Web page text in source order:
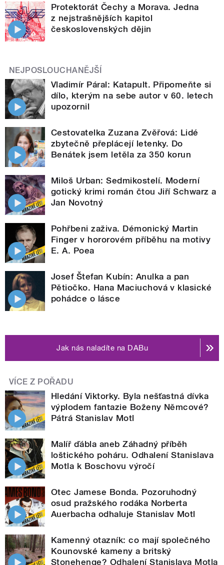
Protektorát Čechy a Morava. Jedna
z nejstrašnějších kapitol
československých dějin
NEJPOSLOUCHANĚJŠÍ
Vladimír Páral: Katapult. Připomeňte si
dílo, kterým na sebe autor v 60. letech
upozornil
Cestovatelka Zuzana Zvěřová: Lidé
zbytečně přeplácejí letenky. Do
Benátek jsem letěla za 350 korun
Miloš Urban: Sedmikostelí. Moderní
gotický krimi román čtou Jiří Schwarz a
Jan Novotný
Pohřbeni zaživa. Démonický Martin
Finger v hororovém příběhu na motivy
E. A. Poea
Josef Štefan Kubín: Anulka a pan
Pětiočko. Hana Maciuchová v klasické
pohádce o lásce
Jak nás naladíte na DABu
VÍCE Z POŘADU
Hledání Viktorky. Byla nešťastná dívka
výplodem fantazie Boženy Němcové?
Pátrá Stanislav Motl
Malíř ďábla aneb Záhadný příběh
loštického poháru. Odhalení Stanislava
Motla k Boschovu výročí
Otec Jamese Bonda. Pozoruhodný
osud pražského rodáka Norberta
Auerbacha odhaluje Stanislav Motl
Kamenný otazník: co mají společného
Kounovské kameny a britský
Stonehenge? Odhalení Stanislava Motla